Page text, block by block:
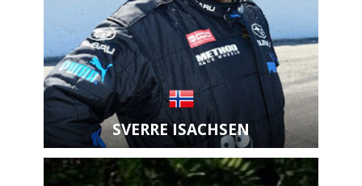
SVERRE ISACHSEN
Zobrazit kartu jezdce